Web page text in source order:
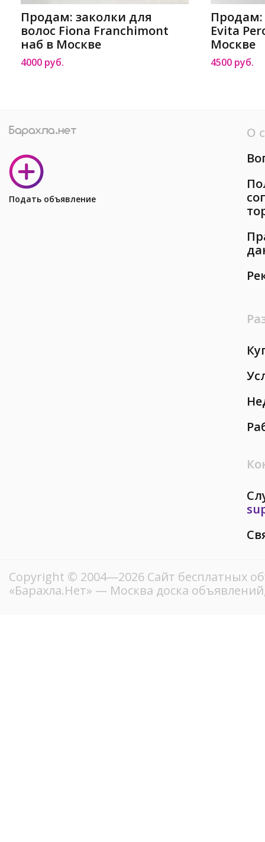
Продам: заколки для
волос Fiona Franchimont
наб в Москве
4000 руб.
Продам:
Evita
Москве
4500 руб.
Подать объявление
О
Copyright © 2004—2026 Сайт бесплатных
«Барахла.Нет» — Москва доска